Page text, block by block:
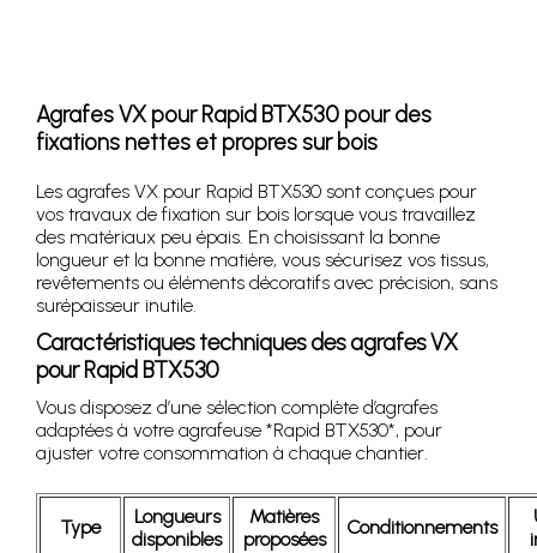
Agrafes VX pour Rapid BTX530 pour des
fixations nettes et propres sur bois
Les agrafes VX pour Rapid BTX530 sont conçues pour
vos travaux de fixation sur bois lorsque vous travaillez
des matériaux peu épais. En choisissant la bonne
longueur et la bonne matière, vous sécurisez vos tissus,
revêtements ou éléments décoratifs avec précision, sans
surépaisseur inutile.
Caractéristiques techniques des agrafes VX
pour Rapid BTX530
Vous disposez d’une sélection complète d’agrafes
adaptées à votre agrafeuse *Rapid BTX530*, pour
ajuster votre consommation à chaque chantier.
Type
Longueurs
disponibles
Matières
proposées
Conditionnements